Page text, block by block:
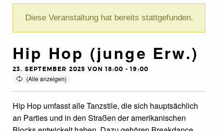
Diese Veranstaltung hat bereits stattgefunden.
Hip Hop (junge Erw.)
23. SEPTEMBER 2025 VON 18:00 -19:00
Hip Hop umfasst alle Tanzstile, die sich hauptsächlich
an Parties und in den Straßen der amerikanischen